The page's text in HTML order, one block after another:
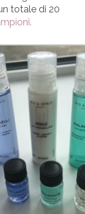
totale di 20